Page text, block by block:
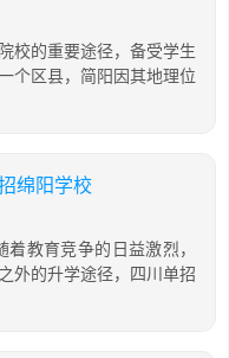
校的重要途径，备受学生
个区县，简阳因其地理位
绵阳学校
教育竞争的日益激烈，
外的升学途径，四川单招